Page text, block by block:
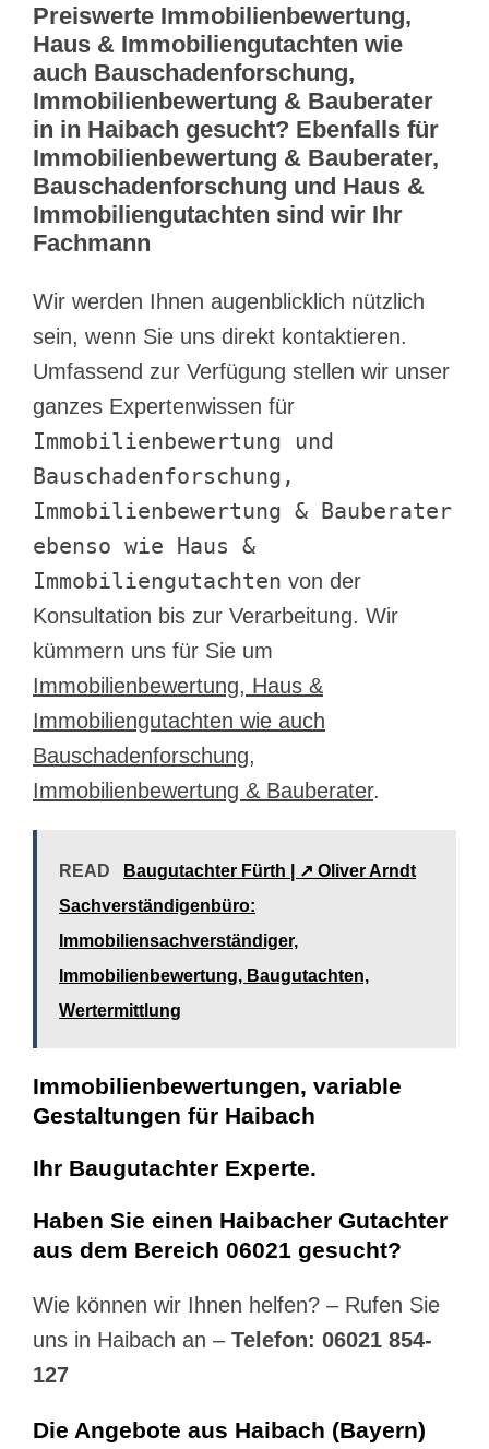
Preiswerte Immobilienbewertung,
Haus & Immobiliengutachten wie
auch Bauschadenforschung,
Immobilienbewertung & Bauberater
in in Haibach gesucht? Ebenfalls für
Immobilienbewertung & Bauberater,
Bauschadenforschung und Haus &
Immobiliengutachten sind wir Ihr
Fachmann
Wir werden Ihnen augenblicklich nützlich
sein, wenn Sie uns direkt kontaktieren.
Umfassend zur Verfügung stellen wir unser
ganzes Expertenwissen für
Immobilienbewertung und
Bauschadenforschung,
Immobilienbewertung & Bauberater
ebenso wie Haus &
Immobiliengutachten von der
Konsultation bis zur Verarbeitung. Wir
kümmern uns für Sie um
Immobilienbewertung, Haus &
Immobiliengutachten wie auch
Bauschadenforschung,
Immobilienbewertung & Bauberater.
READ
Baugutachter Fürth | ↗️ Oliver Arndt
Sachverständigenbüro:
Immobiliensachverständiger,
Immobilienbewertung, Baugutachten,
Wertermittlung
Immobilienbewertungen, variable
Gestaltungen für Haibach
Ihr Baugutachter Experte.
Haben Sie einen Haibacher Gutachter
aus dem Bereich 06021 gesucht?
Wie können wir Ihnen helfen? – Rufen Sie
uns in Haibach an – Telefon: 06021 854-
127
Die Angebote aus Haibach (Bayern)